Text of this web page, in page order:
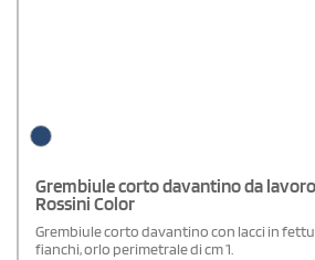
Grembiule corto davantino da
Rossini Color
Grembiule corto davantino con lacci in
fianchi, orlo perimetrale di cm 1.